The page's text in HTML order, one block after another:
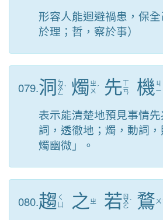
形容人能迴避禍患，保
於理；哲，察於事）
079.洞 ㄉ
ㄨ
ㄥ
ˋ 燭 ㄓ
ㄨ ˊ 先ㄒ
ㄧ
ㄢ 機 ㄐ
ㄧ
表示能清楚地預見事情
詞，透徹地；燭，動詞
燭幽微」。
080.趨 ㄑ
之 ㄓ 若 ㄖ
ㄨ
ㄛ
ˋ 鶩 ㄨ